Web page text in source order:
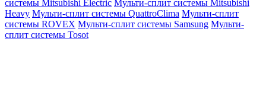
системы Mitsubishi Electric Мульти-сплит системы Mitsubishi
Heavy Мульти-сплит системы QuattroClima Мульти-сплит
системы ROVEX Мульти-сплит системы Samsung Мульти-
сплит системы Tosot